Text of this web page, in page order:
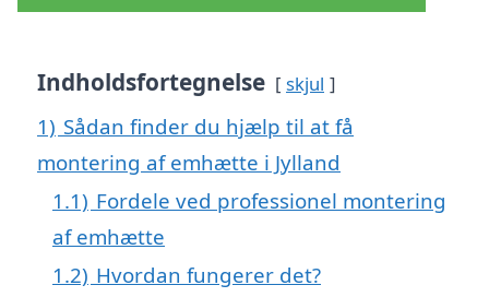
Indholdsfortegnelse skjul
1) Sådan finder du hjælp til at få
montering af emhætte i Jylland
1.1) Fordele ved professionel montering
af emhætte
1.2) Hvordan fungerer det?